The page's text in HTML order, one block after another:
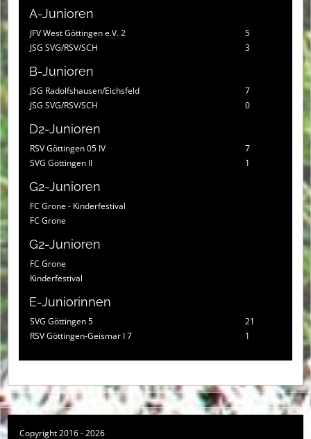
A-Junioren
JFV West Göttingen e.V. 2
5
JSG SVG/RSV/SCH
3
B-Junioren
JSG Radolfshausen/Eichsfeld
7
JSG SVG/RSV/SCH
0
D2-Junioren
RSV Göttingen 05 IV
7
SVG Göttingen II
1
G2-Junioren
FC Grone - Kinderfestival
FC Grone
G2-Junioren
FC Grone
Kinderfestival
E-Juniorinnen
SVG Göttingen 5
21
RSV Göttingen-Geismar I 7
1
Copyright 2016 - 2026